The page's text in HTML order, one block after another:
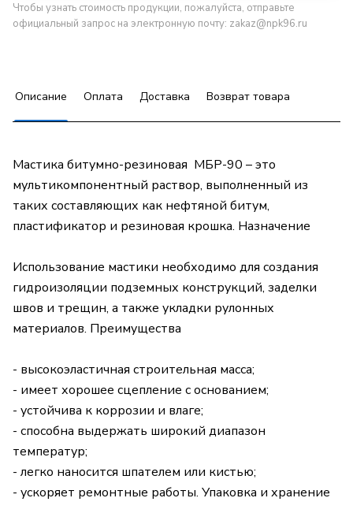
Чтобы узнать стоимость продукции, пожалуйста, отправьте
официальный запрос на электронную почту: zakaz@npk96.ru
Описание Оплата Доставка Возврат товара
Мастика битумно-резиновая МБР-90 – это
мультикомпонентный раствор, выполненный из
таких составляющих как нефтяной битум,
пластификатор и резиновая крошка. Назначение
Использование мастики необходимо для создания
гидроизоляции подземных конструкций, заделки
швов и трещин, а также укладки рулонных
материалов. Преимущества
- высокоэластичная строительная масса;
- имеет хорошее сцепление с основанием;
- устойчива к коррозии и влаге;
- способна выдержать широкий диапазон
температур;
- легко наносится шпателем или кистью;
- ускоряет ремонтные работы. Упаковка и хранение